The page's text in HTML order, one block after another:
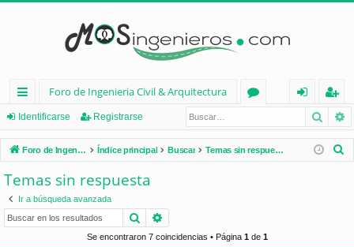
nl
ac
es
rá
pi
Foro de Ingenieria Civil & Arquitectura
os
nt
ifi
eg
ist
ra
Identificarse Registrarse
Foro de Ingenieria Civil & Arquitectura Índice principal Buscar Temas sin respuesta
Temas sin respuesta
Ir a búsqueda avanzada
Buscar
Se encontraron 7 coincidencias • Página 1de 1